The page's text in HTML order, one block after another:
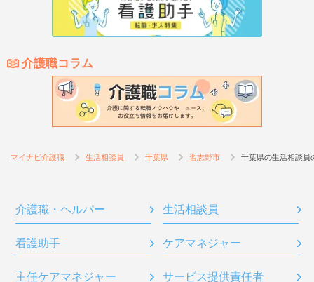
介護職コラム
マイナビ介護職 生活相談員 千葉県 習志野市 千葉県の生活相談員
介護職・ヘルパー 生活相談員
看護助手 ケアマネジャー
主任ケアマネジャー サービス提供責任者